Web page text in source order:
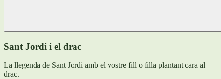
Sant Jordi i el drac
La llegenda de Sant Jordi amb el vostre fill o filla plantant cara al
drac.